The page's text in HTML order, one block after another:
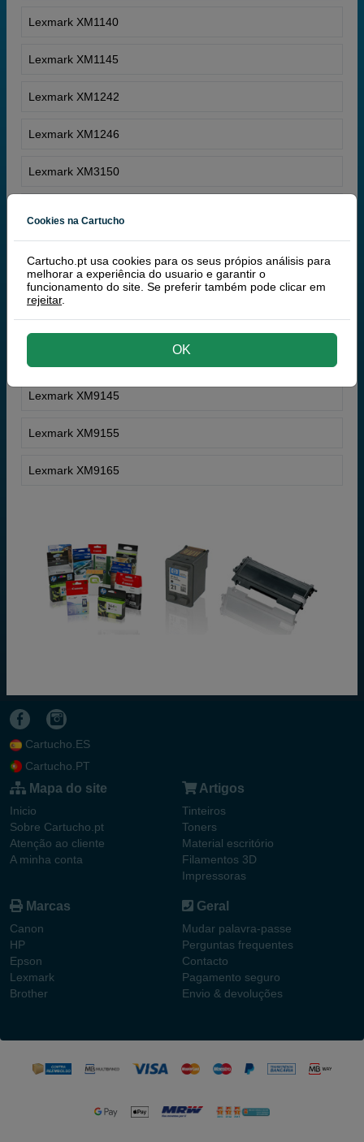
Lexmark XM1140
Lexmark XM1145
Lexmark XM1242
Lexmark XM1246
Lexmark XM3150
Lexmark XM7163
Lexmark XM7170
Lexmark XM9145
Lexmark XM9155
Lexmark XM9165
Cartucho.ES
Cartucho.PT
Mapa do site
Inicio
Sobre Cartucho.pt
Atenção ao cliente
A minha conta
Artigos
Tinteiros
Toners
Material escritório
Filamentos 3D
Impressoras
Marcas
Canon
HP
Epson
Lexmark
Brother
Geral
Mudar palavra-passe
Perguntas frequentes
Contacto
Pagamento seguro
Envio & devoluções
Cookies na Cartucho
Cartucho.pt usa cookies para os seus própios análisis para
melhorar a experiência do usuario e garantir o
funcionamento do site. Se preferir também pode clicar em
rejeitar.
OK